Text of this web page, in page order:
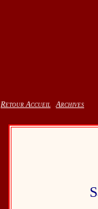
Retour Accueil Archives